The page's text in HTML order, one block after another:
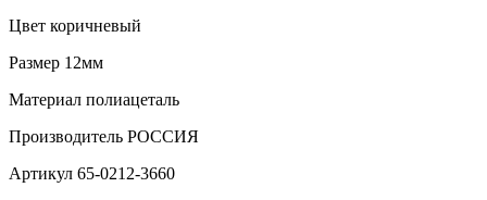
Цвет коричневый
Размер 12мм
Материал полиацеталь
Производитель РОССИЯ
Артикул 65-0212-3660